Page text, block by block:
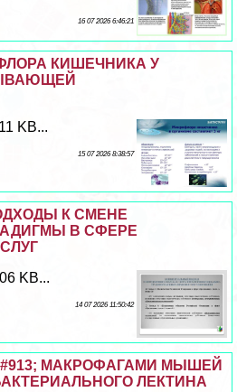
16 07 2026 6:46:21
КИШЕЧНИКА У
KB...
15 07 2026 8:38:57
К СМЕНЕ
В СФЕРЕ
KB...
14 07 2026 11:50:42
МАКРОФАГАМИ МЫШЕЙ
ЛЕКТИНА